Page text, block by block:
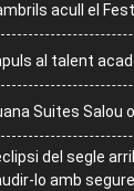
acull el
al talent
Suites Salou
del segle
lo amb